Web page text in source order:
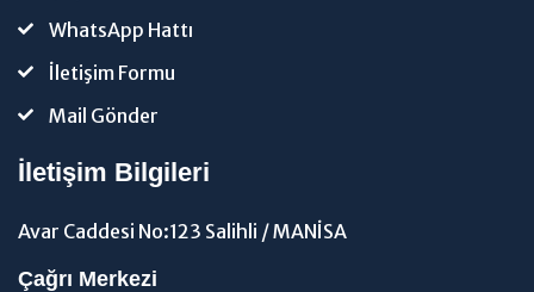
WhatsApp Hattı
İletişim Formu
Mail Gönder
İletişim Bilgileri
Avar Caddesi No:123 Salihli / MANİSA
Çağrı Merkezi